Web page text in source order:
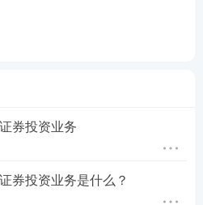
券从业学霸君微信号【
sun
大家庭，我们共同学习一起
券投资业务
券投资业务是什么？